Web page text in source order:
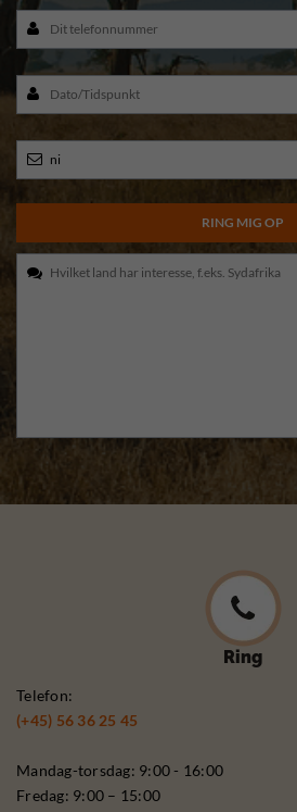
Ring
Telefon:
(+45) 56 36 25 45
Mandag-torsdag: 9:00 - 16:00
Fredag: 9:00 – 15:00